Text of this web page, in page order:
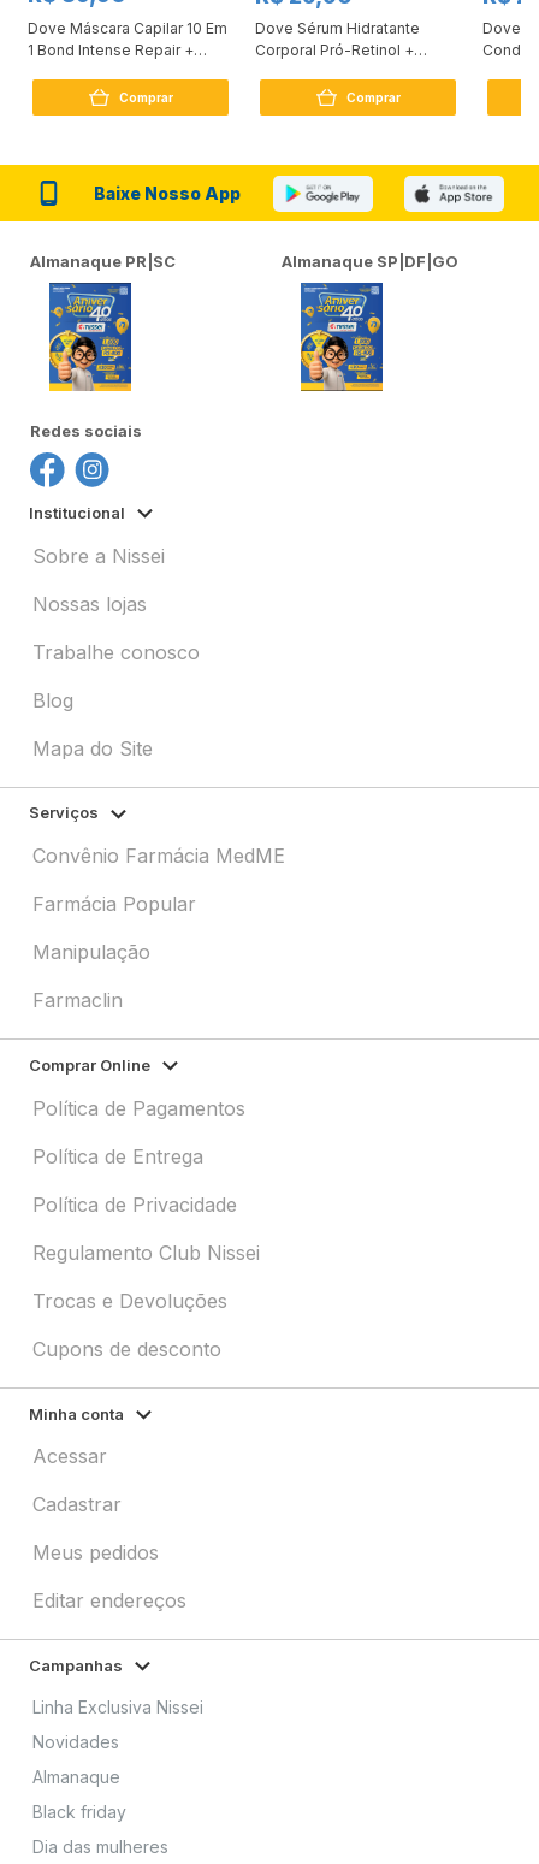
Dove Máscara Capilar 10 Em
1 Bond Intense Repair +
Comprar
Dove Sérum Hidratante
Corporal Pró-Retinol +
Comprar
Dove
Baixe Nosso App
Almanaque PR|SC Almanaque SP|DF|GO
Redes sociais
Institucional
Sobre a Nissei
Nossas lojas
Trabalhe conosco
Blog
Mapa do Site
Serviços
Convênio Farmácia MedME
Farmácia Popular
Manipulação
Farmaclin
Comprar Online
Política de Pagamentos
Política de Entrega
Política de Privacidade
Regulamento Club Nissei
Trocas e Devoluções
Cupons de desconto
Minha conta
Acessar
Cadastrar
Meus pedidos
Editar endereços
Campanhas
Linha Exclusiva Nissei
Novidades
Almanaque
Black friday
Dia das mulheres